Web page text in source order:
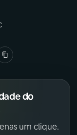
do
um clique.